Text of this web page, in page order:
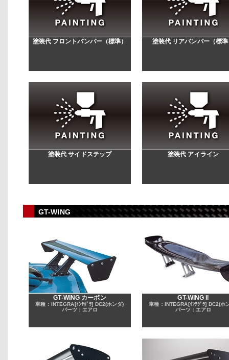
塗装代 フロントバンパー（標準） 塗装代 リアバンパー（標
塗装代 サイドステップ 塗装代 アイライン
GT-WING
GT-WING カーボン
車種：INTEGRA[ｲﾝﾃｸﾞﾗ] DC2(ホンダ)
パーツ：エアロ
GT-WING II
車種：INTEGRA[ｲﾝﾃｸﾞﾗ] DC2(ホ
パーツ：エアロ